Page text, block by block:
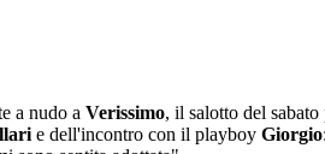
a nudo a Verissimo, il salotto del
e dell'incontro con il playboy Giorgio